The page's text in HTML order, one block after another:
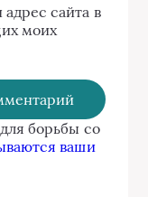
сайта в
моих
борьбы со
ваши